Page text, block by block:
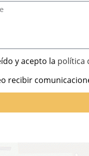
y acepto la política
recibir